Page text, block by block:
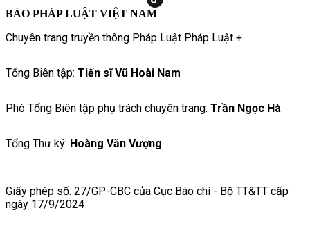
BÁO PHÁP LUẬT VIỆT NAM
Chuyên trang truyền thông Pháp Luật Pháp Luật +
Tổng Biên tập: Tiến sĩ Vũ Hoài Nam
Phó Tổng Biên tập phụ trách chuyên trang: Trần Ngọc Hà
Tổng Thư ký: Hoàng Văn Vượng
Giấy phép số: 27/GP-CBC của Cục Báo chí - Bộ TT&TT cấp
ngày 17/9/2024